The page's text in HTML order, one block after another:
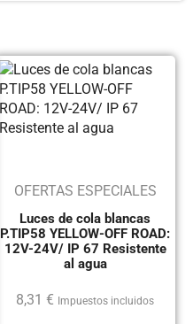
OFERTAS ESPECIALES
Luces de cola blancas
P.TIP58 YELLOW-OFF ROAD:
12V-24V/ IP 67 Resistente
al agua
8,31 € Impuestos incluidos